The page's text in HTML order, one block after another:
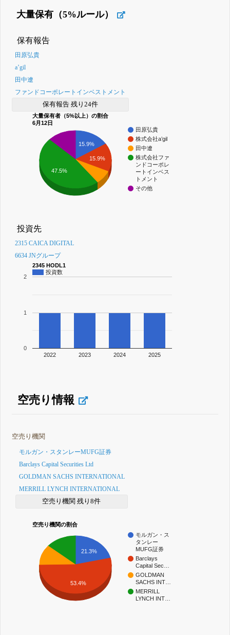
大量保有（5%ルール）
保有報告
田原弘貴
a’gil
田中遼
ファンドコーポレートインベストメント
保有報告 残り24件
大量保有者（5%以上）の割合
6月12日
田原弘貴
株式会社a’gil
田中遼
株式会社ファ
ンドコーポレ
ートインベス
トメント
その他
15.9%
15.9%
47.5%
投資先
2315 CAICA DIGITAL
6634 JNグループ
2345 HODL1
投資数
2022 2023 2024 2025
0
1
2
空売り情報
空売り機関
モルガン・スタンレーMUFG証券
Barclays Capital Securities Ltd
GOLDMAN SACHS INTERNATIONAL
MERRILL LYNCH INTERNATIONAL
空売り機関 残り8件
空売り機関の割合
モルガン・ス
タンレー
MUFG証券
Barclays
Capital Sec…
GOLDMAN
SACHS INT…
MERRILL
LYNCH INT…
21.3%
53.4%